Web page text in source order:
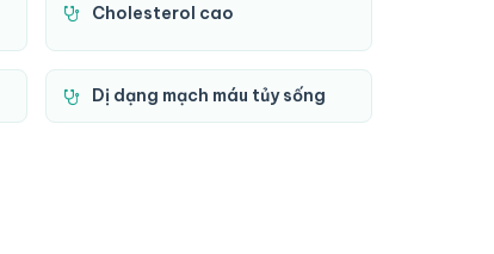
Cholesterol cao
Dị dạng mạch máu tủy sống